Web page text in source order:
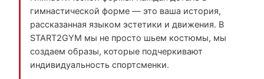
гимнастической форме — это ваша история,
рассказанная языком эстетики и движения. В
START2GYM мы не просто шьем костюмы, мы
создаем образы, которые подчеркивают
индивидуальность спортсменки.